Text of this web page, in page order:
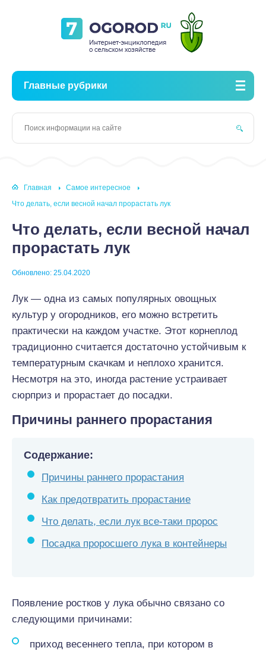
Главные рубрики
Главная
Самое интересное
Что делать, если весной начал прорастать лук
Что делать, если весной начал
прорастать лук
Обновлено: 25.04.2020
Лук ― одна из самых популярных овощных
культур у огородников, его можно встретить
практически на каждом участке. Этот корнеплод
традиционно считается достаточно устойчивым к
температурным скачкам и неплохо хранится.
Несмотря на это, иногда растение устраивает
сюрприз и прорастает до посадки.
Причины раннего прорастания
Содержание:
Причины раннего прорастания
Как предотвратить прорастание
Что делать, если лук все-таки пророс
Посадка проросшего лука в контейнеры
Появление ростков у лука обычно связано со
следующими причинами:
приход весеннего тепла, при котором в